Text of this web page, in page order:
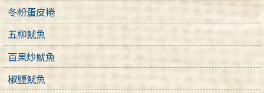
冬粉蛋皮捲
五柳魷魚
百果炒魷魚
椒鹽魷魚